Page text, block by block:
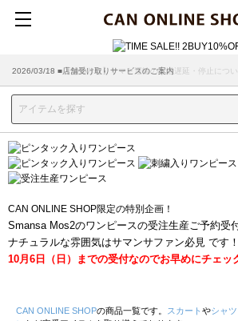
2026/07/29 ■【お知らせ】ヤマト運輸の配送遅延・停止につい
2026/03/18 ■店舗受け取りサービスのご案内
CAN ONLINE SHOP限定の特別企画！
Smansa Mos2のワンピースの受注生産ご予約受付
ナチュラルな雰囲気はサマンサファン必見 です！
10月6日（日）までの受付なのでお早めにチェッ
CAN ONLINE SHOPの商品一覧です。 スカート やシャ